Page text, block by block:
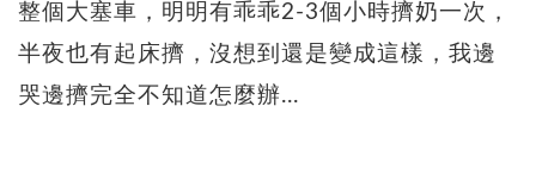
整個大塞車，明明有乖乖2-3個小時擠奶一次，
半夜也有起床擠，沒想到還是變成這樣，我邊
哭邊擠完全不知道怎麼辦...